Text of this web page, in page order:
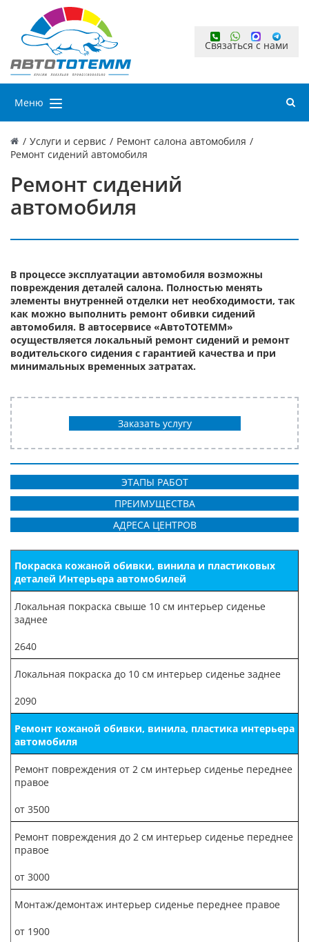
Связаться с нами
Меню
/ Услуги и сервис / Ремонт салона автомобиля /
Ремонт сидений автомобиля
Ремонт сидений
автомобиля
В процессе эксплуатации автомобиля возможны
повреждения деталей салона. Полностью менять
элементы внутренней отделки нет необходимости, так
как можно выполнить ремонт обивки сидений
автомобиля. В автосервисе «АвтоТОТЕММ»
осуществляется локальный ремонт сидений и ремонт
водительского сидения с гарантией качества и при
минимальных временных затратах.
Заказать услугу
ЭТАПЫ РАБОТ
ПРЕИМУЩЕСТВА
АДРЕСА ЦЕНТРОВ
Покраска кожаной обивки, винила и пластиковых
деталей Интерьера автомобилей
Локальная покраска свыше 10 см интерьер cиденье
заднее
2640
Локальная покраска до 10 см интерьер cиденье заднее
2090
Ремонт кожаной обивки, винила, пластика интерьера
автомобиля
Ремонт повреждения от 2 см интерьер cиденье переднее
правое
от 3500
Ремонт повреждения до 2 см интерьер cиденье переднее
правое
от 3000
Монтаж/демонтаж интерьер cиденье переднее правое
от 1900